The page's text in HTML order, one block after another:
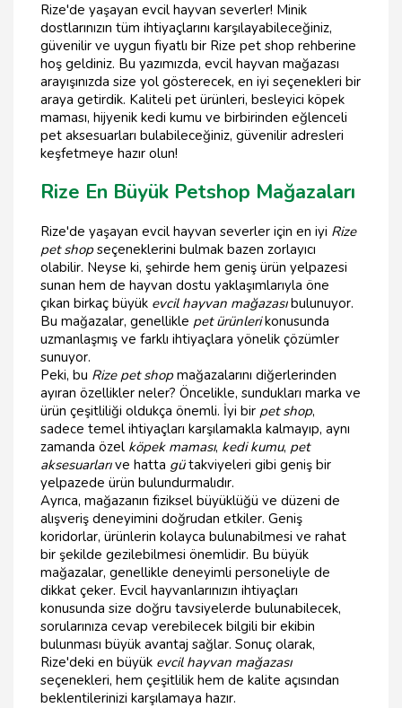
Rize'de yaşayan evcil hayvan severler! Minik
dostlarınızın tüm ihtiyaçlarını karşılayabileceğiniz,
güvenilir ve uygun fiyatlı bir Rize pet shop rehberine
hoş geldiniz. Bu yazımızda, evcil hayvan mağazası
arayışınızda size yol gösterecek, en iyi seçenekleri bir
araya getirdik. Kaliteli pet ürünleri, besleyici köpek
maması, hijyenik kedi kumu ve birbirinden eğlenceli
pet aksesuarları bulabileceğiniz, güvenilir adresleri
keşfetmeye hazır olun!
Rize En Büyük Petshop Mağazaları
Rize'de yaşayan evcil hayvan severler için en iyi Rize
pet shopseçeneklerini bulmak bazen zorlayıcı
olabilir. Neyse ki, şehirde hem geniş ürün yelpazesi
sunan hem de hayvan dostu yaklaşımlarıyla öne
çıkan birkaç büyük evcil hayvan mağazasıbulunuyor.
Bu mağazalar, genellikle pet ürünlerikonusunda
uzmanlaşmış ve farklı ihtiyaçlara yönelik çözümler
sunuyor.
Peki, bu Rize pet shopmağazalarını diğerlerinden
ayıran özellikler neler? Öncelikle, sundukları marka ve
ürün çeşitliliği oldukça önemli. İyi bir pet shop,
sadece temel ihtiyaçları karşılamakla kalmayıp, aynı
zamanda özel köpek maması, kedi kumu, pet
aksesuarlarıve hatta gütakviyeleri gibi geniş bir
yelpazede ürün bulundurmalıdır.
Ayrıca, mağazanın fiziksel büyüklüğü ve düzeni de
alışveriş deneyimini doğrudan etkiler. Geniş
koridorlar, ürünlerin kolayca bulunabilmesi ve rahat
bir şekilde gezilebilmesi önemlidir. Bu büyük
mağazalar, genellikle deneyimli personeliyle de
dikkat çeker. Evcil hayvanlarınızın ihtiyaçları
konusunda size doğru tavsiyelerde bulunabilecek,
sorularınıza cevap verebilecek bilgili bir ekibin
bulunması büyük avantaj sağlar. Sonuç olarak,
Rize'deki en büyük evcil hayvan mağazası
seçenekleri, hem çeşitlilik hem de kalite açısından
beklentilerinizi karşılamaya hazır.